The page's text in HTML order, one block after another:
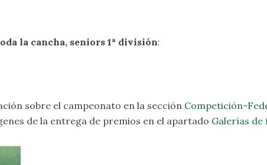
la cancha, seniors 1ª división:
sobre el campeonato en la sección Competición-
de la entrega de premios en el apartado Galerías de